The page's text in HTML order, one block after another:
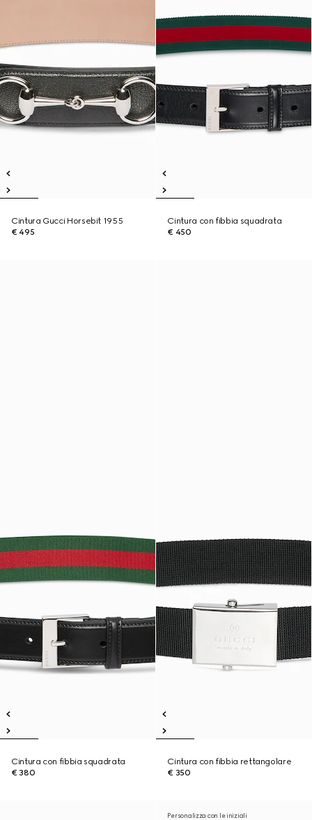
Cintura Gucci Horsebit 1955
€ 495
Cintura con fibbia squadrata
€ 450
Cintura con fibbia squadrata
€ 380
Cintura con fibbia rettangolare
€ 350
Personalizza con le iniziali